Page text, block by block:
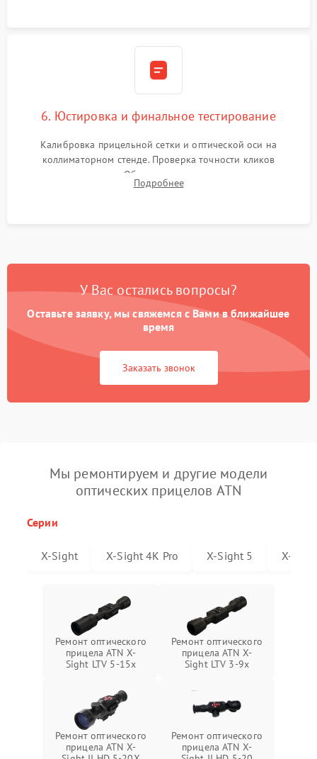
6. Юстировка и финальное тестирование
Калибровка прицельной сетки и оптической оси на
коллиматорном стенде. Проверка точности кликов
механизма поправок. Обязательное испытание прицела на
ударном стенде для проверки устойчивости к отдаче и
Подробнее
У Вас остались вопросы?
Оставьте заявку, мы свяжемся с Вами в ближайшее
время
Заказать звонок
Мы ремонтируем и другие модели
оптических прицелов ATN
Серии
X-Sight X-Sight 4K Pro X-Sight 5 X-
Ремонт оптического
прицела ATN X-
Sight LTV 5-15x
Ремонт оптического
прицела ATN X-
Sight LTV 3-9x
Ремонт оптического
прицела ATN X-
Ремонт оптического
прицела ATN X-